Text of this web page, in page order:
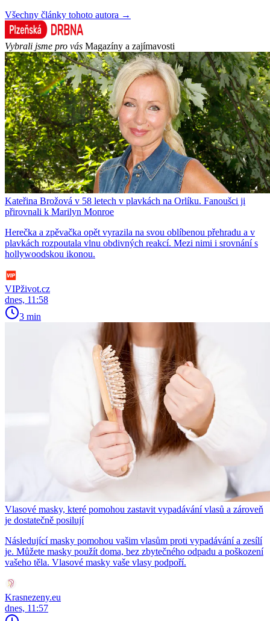
Všechny články tohoto autora →
Vybrali jsme pro vás Magazíny a zajímavosti
Kateřina Brožová v 58 letech v plavkách na Orlíku. Fanoušci ji
přirovnali k Marilyn Monroe
Herečka a zpěvačka opět vyrazila na svou oblíbenou přehradu a v
plavkách rozpoutala vlnu obdivných reakcí. Mezi nimi i srovnání s
hollywoodskou ikonou.
VIPživot.cz
dnes, 11:58
3 min
Vlasové masky, které pomohou zastavit vypadávání vlasů a zároveň
je dostatečně posilují
Následující masky pomohou vašim vlasům proti vypadávání a zesílí
je. Můžete masky použít doma, bez zbytečného odpadu a poškození
vašeho těla. Vlasové masky vaše vlasy podpoří.
Krasnezeny.eu
dnes, 11:57